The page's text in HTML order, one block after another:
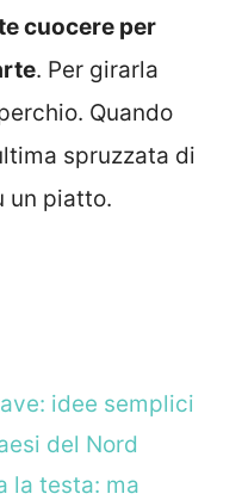
cuocere per
. Per girarla
Quando
spruzzata di
un piatto.
idee semplici
del Nord
la testa: ma